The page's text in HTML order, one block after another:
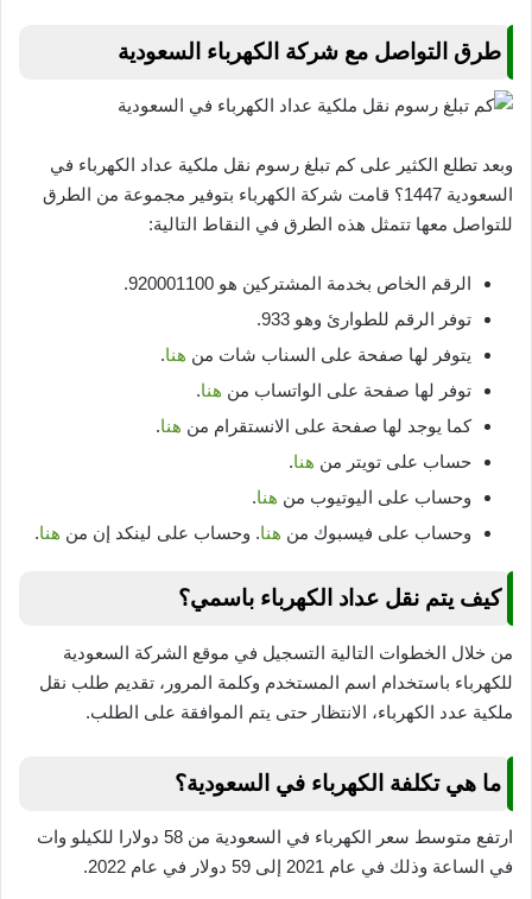
طرق التواصل مع شركة الكهرباء السعودية
وبعد تطلع الكثير على كم تبلغ رسوم نقل ملكية عداد الكهرباء في
السعودية 1447؟ قامت شركة الكهرباء بتوفير مجموعة من الطرق
للتواصل معها تتمثل هذه الطرق في النقاط التالية:
الرقم الخاص بخدمة المشتركين هو 920001100.
توفر الرقم للطوارئ وهو 933.
يتوفر لها صفحة على السناب شات من هنا.
توفر لها صفحة على الواتساب من هنا.
كما يوجد لها صفحة على الانستقرام من هنا.
حساب على تويتر من هنا.
وحساب على اليوتيوب من هنا.
وحساب على فيسبوك من هنا. وحساب على لينكد إن من هنا.
كيف يتم نقل عداد الكهرباء باسمي؟
من خلال الخطوات التالية التسجيل في موقع الشركة السعودية
للكهرباء باستخدام اسم المستخدم وكلمة المرور، تقديم طلب نقل
ملكية عدد الكهرباء، الانتظار حتى يتم الموافقة على الطلب.
ما هي تكلفة الكهرباء في السعودية؟
ارتفع متوسط سعر الكهرباء في السعودية من 58 دولارا للكيلو وات
في الساعة وذلك في عام 2021 إلى 59 دولار في عام 2022.